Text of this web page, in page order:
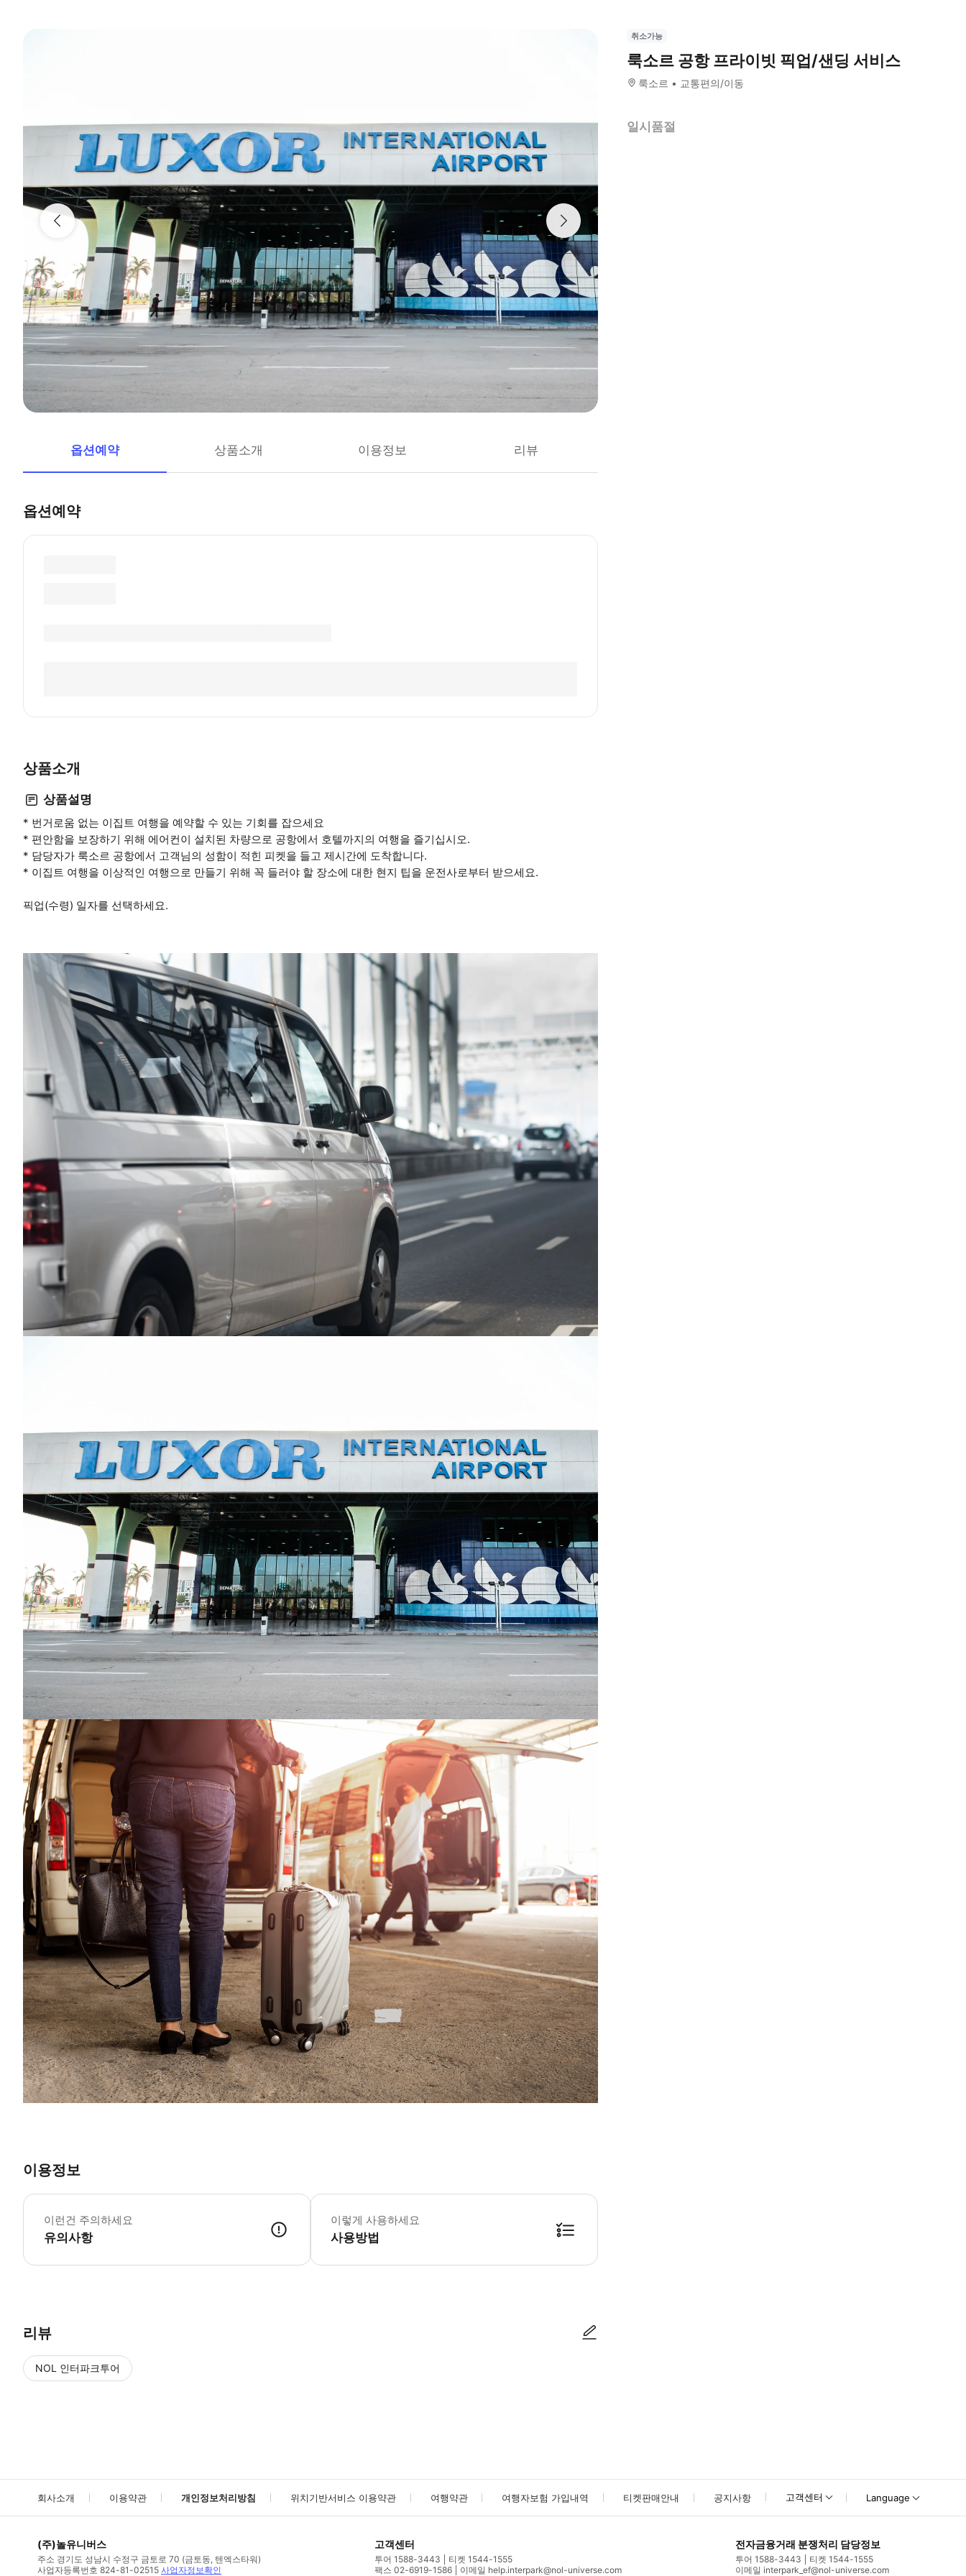
옵션예약 상품소개 이용정보 리뷰
옵션예약
상품소개
상품설명
* 번거로움 없는 이집트 여행을 예약할 수 있는 기회를 잡으세요
* 편안함을 보장하기 위해 에어컨이 설치된 차량으로 공항에서 호텔까지의 여행을 즐기십시오.
* 담당자가 룩소르 공항에서 고객님의 성함이 적힌 피켓을 들고 제시간에 도착합니다.
* 이집트 여행을 이상적인 여행으로 만들기 위해 꼭 들러야 할 장소에 대한 현지 팁을 운전사로부터 받으세요.
픽업(수령) 일자를 선택하세요.
이용정보
이런건 주의하세요
유의사항
이렇게 사용하세요
사용방법
리뷰
NOL 인터파크투어
취소가능
룩소르 공항 프라이빗 픽업/샌딩 서비스
룩소르 교통편의/이동
일시품절
회사소개 이용약관 개인정보처리방침 위치기반서비스 이용약관 여행약관 여행자보험 가입내역 티켓판매안내 공지사항 고객센터 Language
(주)놀유니버스
주소 경기도 성남시 수정구 금토로 70 (금토동, 텐엑스타워)
사업자등록번호 824-81-02515 사업자정보확인
고객센터
투어 1588-3443
티켓 1544-1555
팩스 02-6919-1586
이메일 help.interpark@nol-universe.com
전자금융거래 분쟁처리 담당정보
투어 1588-3443
티켓 1544-1555
이메일 interpark_ef@nol-universe.com